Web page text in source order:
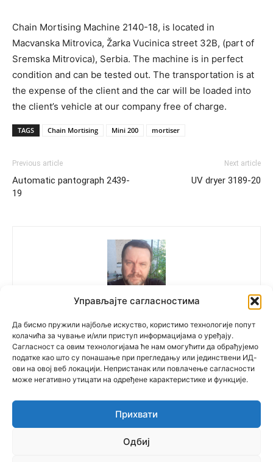
Управљајте сагласностима
Да бисмо пружили најбоље искуство, користимо технологије попут
колачића за чување и/или приступ информацијама о уређају.
Сагласност са овим технологијама ће нам омогућити да обрађујемо
податке као што су понашање при прегледању или јединствени ИД-
ови на овој веб локацији. Непристанак или повлачење сагласности
може негативно утицати на одређене карактеристике и функције.
Прихвати
Одбиј
Chain Mortising Machine 2140-18, is located in
Macvanska Mitrovica, Žarka Vucinica street 32B, (part of
Sremska Mitrovica), Serbia. The machine is in perfect
condition and can be tested out. The transportation is at
the expense of the client and the car will be loaded into
the client’s vehicle at our company free of charge.
TAGS Chain Mortising Mini 200 mortiser
Previous article
Automatic pantograph 2439-
19
Next article
UV dryer 3189-20
© Newspaper WordPress Theme by TagDiv